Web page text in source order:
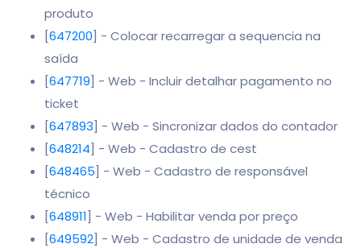
produto
[647200] - Colocar recarregar a sequencia na
saída
[647719] - Web - Incluir detalhar pagamento no
ticket
[647893] - Web - Sincronizar dados do contador
[648214] - Web - Cadastro de cest
[648465] - Web - Cadastro de responsável
técnico
[648911] - Web - Habilitar venda por preço
[649592] - Web - Cadastro de unidade de venda